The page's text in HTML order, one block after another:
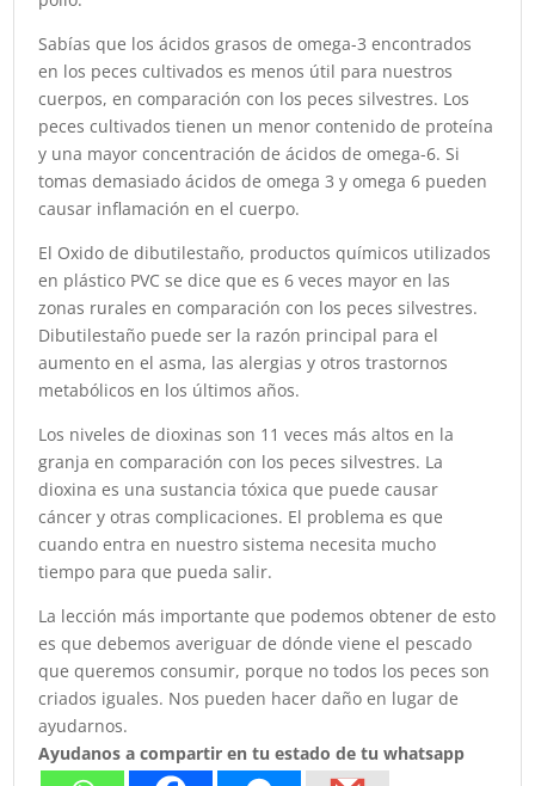
Sabías que los ácidos grasos de omega-3 encontrados
en los peces cultivados es menos útil para nuestros
cuerpos, en comparación con los peces silvestres. Los
peces cultivados tienen un menor contenido de proteína
y una mayor concentración de ácidos de omega-6. Si
tomas demasiado ácidos de omega 3 y omega 6 pueden
causar inflamación en el cuerpo.
El Oxido de dibutilestaño, productos químicos utilizados
en plástico PVC se dice que es 6 veces mayor en las
zonas rurales en comparación con los peces silvestres.
Dibutilestaño puede ser la razón principal para el
aumento en el asma, las alergias y otros trastornos
metabólicos en los últimos años.
Los niveles de dioxinas son 11 veces más altos en la
granja en comparación con los peces silvestres. La
dioxina es una sustancia tóxica que puede causar
cáncer y otras complicaciones. El problema es que
cuando entra en nuestro sistema necesita mucho
tiempo para que pueda salir.
La lección más importante que podemos obtener de esto
es que debemos averiguar de dónde viene el pescado
que queremos consumir, porque no todos los peces son
criados iguales. Nos pueden hacer daño en lugar de
ayudarnos.
Ayudanos a compartir en tu estado de tu whatsapp